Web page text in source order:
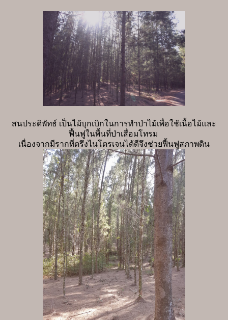
สนประดิพัทธ์ เป็นไม้บุกเบิกในการทำป่าไม้เพื่อใช้เนื้อไม้และ
ฟื้นฟูในพื้นที่ป่าเสื่อมโทรม
เนื่องจากมีรากที่ตรึงไนโตรเจนได้ดีจึงช่วยฟื้นฟูสภาพดิน